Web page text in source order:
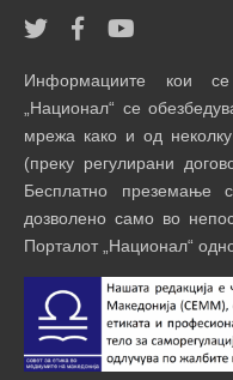
Информациите кои
„Национал“ се
мрежа како и од
(преку регулирани
Бесплатно преземање
дозволено само во
Порталот „Национал“